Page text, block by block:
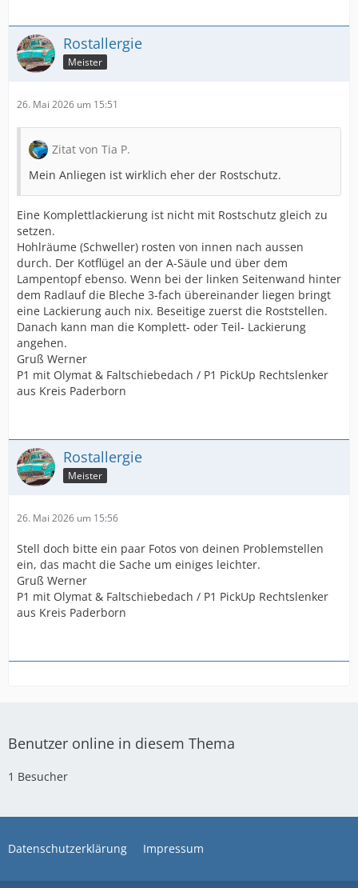
Rostallergie
Meister
26. Mai 2026 um 15:51
Zitat von Tia P.
Mein Anliegen ist wirklich eher der Rostschutz.
Eine Komplettlackierung ist nicht mit Rostschutz gleich zu
setzen.
Hohlräume (Schweller) rosten von innen nach aussen
durch. Der Kotflügel an der A-Säule und über dem
Lampentopf ebenso. Wenn bei der linken Seitenwand hinter
dem Radlauf die Bleche 3-fach übereinander liegen bringt
eine Lackierung auch nix. Beseitige zuerst die Roststellen.
Danach kann man die Komplett- oder Teil- Lackierung
angehen.
Gruß Werner
P1 mit Olymat & Faltschiebedach / P1 PickUp Rechtslenker
aus Kreis Paderborn
Rostallergie
Meister
26. Mai 2026 um 15:56
Stell doch bitte ein paar Fotos von deinen Problemstellen
ein, das macht die Sache um einiges leichter.
Gruß Werner
P1 mit Olymat & Faltschiebedach / P1 PickUp Rechtslenker
aus Kreis Paderborn
Benutzer online in diesem Thema
1 Besucher
Datenschutzerklärung Impressum